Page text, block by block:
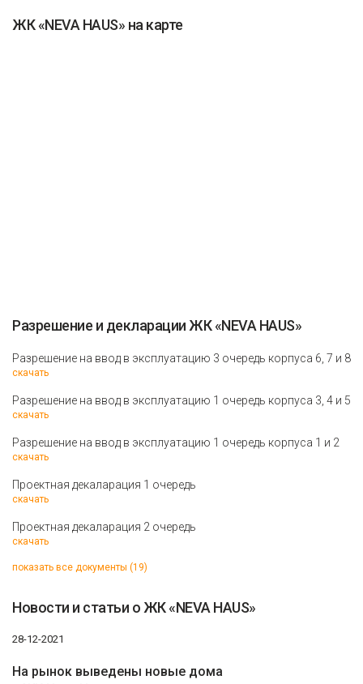
ЖК «NEVA HAUS» на карте
Разрешение и декларации ЖК «NEVA HAUS»
Разрешение на ввод в эксплуатацию 3 очередь корпуса 6, 7 и 8
скачать
Разрешение на ввод в эксплуатацию 1 очередь корпуса 3, 4 и 5
скачать
Разрешение на ввод в эксплуатацию 1 очередь корпуса 1 и 2
скачать
Проектная декаларация 1 очередь
скачать
Проектная декаларация 2 очередь
скачать
показать все документы (19)
Новости и статьи о ЖК «NEVA HAUS»
28-12-2021
На рынок выведены новые дома